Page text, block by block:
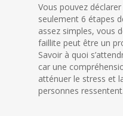
Vous pouvez
seulement 6 étapes
assez simples, vous
faillite peut être un
Savoir à quoi
car une
atténuer le stress et
personnes ressentent.